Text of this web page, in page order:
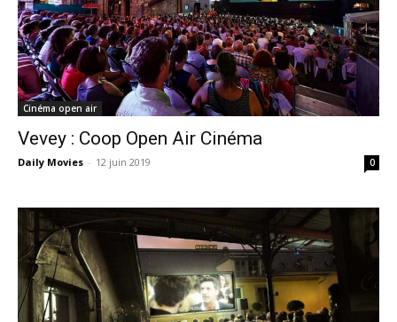
Cinéma open air
Vevey : Coop Open Air Cinéma
Daily Movies - 12 juin 2019 0